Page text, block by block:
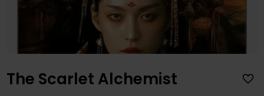
The Scarlet Alchemist